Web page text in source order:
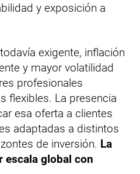
y exposición a
exigente, inflación
y mayor volatilidad
profesionales
flexibles. La presencia
esa oferta a clientes
adaptadas a distintos
de inversión. La
escala global con